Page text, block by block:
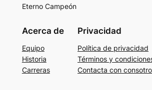
Eterno Campeón
Acerca de
Equipo
Historia
Carreras
Privacidad
Política de privacidad
Términos y
Contacta con